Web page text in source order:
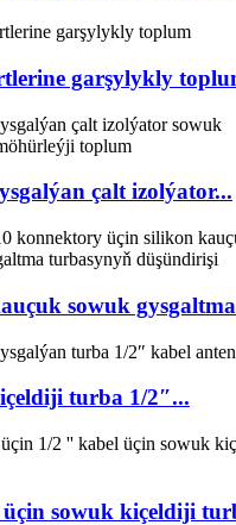
garşylykly
çalt izolýator...
sowuk
turba 1/2″...
sowuk kiçeldiji